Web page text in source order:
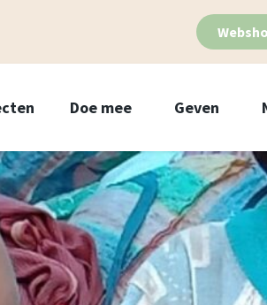
Doe mee Geven